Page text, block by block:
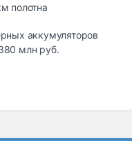
полотна
аккумуляторов
млн руб.